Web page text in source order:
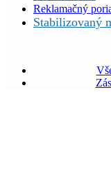
Reklamačný
Stabilizovaný